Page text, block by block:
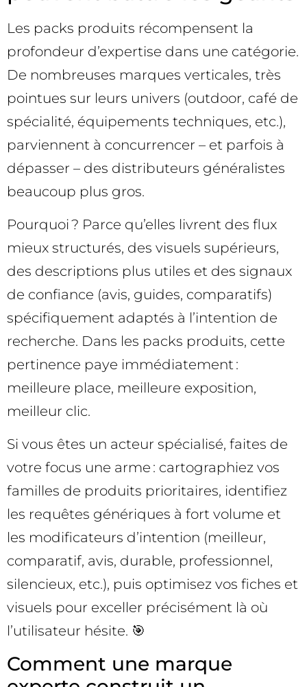
Les packs produits récompensent la
profondeur d’expertise dans une catégorie.
De nombreuses marques verticales, très
pointues sur leurs univers (outdoor, café de
spécialité, équipements techniques, etc.),
parviennent à concurrencer – et parfois à
dépasser – des distributeurs généralistes
beaucoup plus gros.
Pourquoi ? Parce qu’elles livrent des flux
mieux structurés, des visuels supérieurs,
des descriptions plus utiles et des signaux
de confiance (avis, guides, comparatifs)
spécifiquement adaptés à l’intention de
recherche. Dans les packs produits, cette
pertinence paye immédiatement :
meilleure place, meilleure exposition,
meilleur clic.
Si vous êtes un acteur spécialisé, faites de
votre focus une arme : cartographiez vos
familles de produits prioritaires, identifiez
les requêtes génériques à fort volume et
les modificateurs d’intention (meilleur,
comparatif, avis, durable, professionnel,
silencieux, etc.), puis optimisez vos fiches et
visuels pour exceller précisément là où
l’utilisateur hésite. 🎯
Comment une marque